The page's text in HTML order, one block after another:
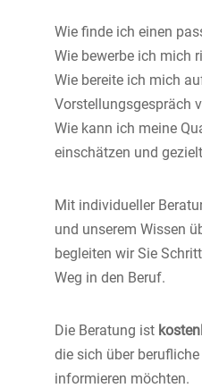
Wie finde ich einen
Wie bewerbe ich mich
Wie bereite ich mich
Vorstellungsgespräch
Wie kann ich meine
einschätzen und
Mit individueller
und unserem Wissen
begleiten wir Sie
Weg in den Beruf.
Die Beratung ist
die sich über
informieren möchten.